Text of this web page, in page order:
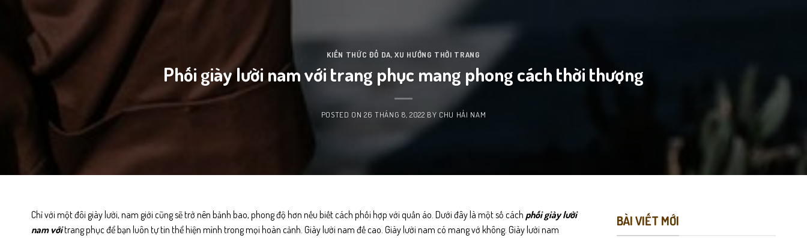
KIẾN THỨC ĐỒ DA,XU HƯỚNG THỜI TRANG
Phối giày lười nam với trang phục mang phong cách thời thượng
POSTED ON26 THÁNG 8, 2022 BY CHU HẢI NAM
Chỉ với một đôi giày lười, nam giới cũng sẽ trở nên bảnh bao, phong độ hơn nếu biết cách phối hợp với quần áo. Dưới đây là một số cách phối giày lười
nam vớitrang phục để bạn luôn tự tin thể hiện mình trong mọi hoàn cảnh. Giày lười nam đế cao. Giày lười nam có mang vớ không. Giày lười nam
BÀI VIẾT MỚI